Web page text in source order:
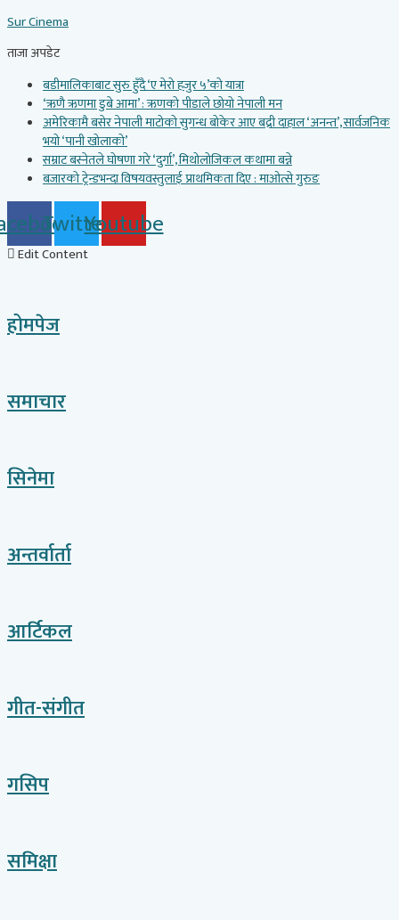
to
content
Sur Cinema
ताजा अपडेट
बडीमालिकाबाट सुरु हुँदै ‘ए मेरो हजुर ५’को यात्रा
‘ऋणै ऋणमा डुबे आमा’ : ऋणको पीडाले छोयो नेपाली मन
अमेरिकामै बसेर नेपाली माटोको सुगन्ध बोकेर आए बद्री दाहाल ‘अनन्त’, सार्वजनिक
भयो ‘पानी खोलाको’
सम्राट बस्नेतले घोषणा गरे ‘दुर्गा’, मिथोलोजिकल कथामा बन्ने
बजारको ट्रेन्डभन्दा विषयवस्तुलाई प्राथमिकता दिए : माओत्से गुरुङ
TwitterYoutube
Edit Content
होमपेज
समाचार
सिनेमा
अन्तर्वार्ता
आर्टिकल
गीत-संगीत
गसिप
समिक्षा